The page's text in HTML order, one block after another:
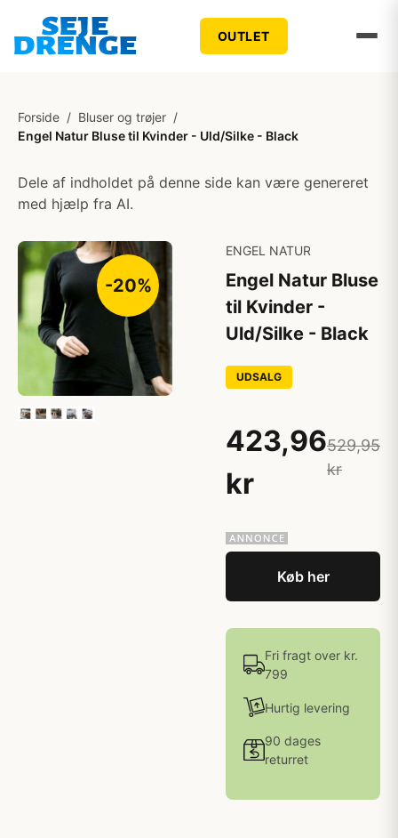
OUTLET
Forside / Bluser og trøjer /
Engel Natur Bluse til Kvinder - Uld/Silke - Black
Dele af indholdet på denne side kan være genereret
med hjælp fra AI.
-20%
ENGEL NATUR
Engel Natur Bluse
til Kvinder -
Uld/Silke - Black
UDSALG
423,96
kr
529,95
kr
Køb her
Fri fragt over kr.
799
Hurtig levering
90 dages
returret